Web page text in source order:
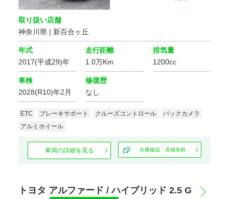
ドレスアップ
ローダウン
アルミホイール
シート関連
フルフラット
シート
ウォークスルー シートヒーター
ベンチシート
取り扱い店舗
神奈川県 | 新百合ヶ丘
年式
2017(平成29)年
走行距離
1.0万Km
排気量
1200cc
車検
2028(R10)年2月
修復歴
なし
ETC ブレーキサポート クルーズコントロール
バックカメラ
アルミホイール
車両の詳細を見る 在庫確認・見積依頼
トヨタ アルファード / ハイブリッド 2.5 G